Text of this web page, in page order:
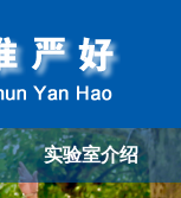
实验室介绍